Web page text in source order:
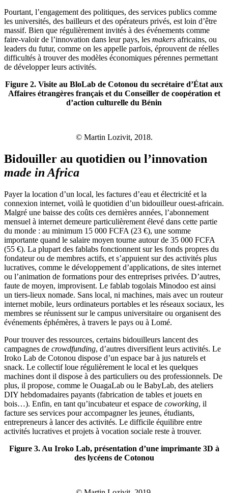
Pourtant, l’engagement des politiques, des services publics comme
les universités, des bailleurs et des opérateurs privés, est loin d’être
massif. Bien que régulièrement invités à des événements comme
faire-valoir de l’innovation dans leur pays, les makers africains, ou
leaders du futur, comme on les appelle parfois, éprouvent de réelles
difficultés à trouver des modèles économiques pérennes permettant
de développer leurs activités.
Figure 2. Visite au BloLab de Cotonou du secrétaire d’État aux
Affaires étrangères français et du Conseiller de coopération et
d’action culturelle du Bénin
© Martin Lozivit, 2018.
Bidouiller au quotidien ou l’innovation
made in Africa
Payer la location d’un local, les factures d’eau et électricité et la
connexion internet, voilà le quotidien d’un bidouilleur ouest-africain.
Malgré une baisse des coûts ces dernières années, l’abonnement
mensuel à internet demeure particulièrement élevé dans cette partie
du monde : au minimum 15 000 FCFA (23 €), une somme
importante quand le salaire moyen tourne autour de 35 000 FCFA
(55 €). La plupart des fablabs fonctionnent sur les fonds propres du
fondateur ou de membres actifs, et s’appuient sur des activités plus
lucratives, comme le développement d’applications, de sites internet
ou l’animation de formations pour des entreprises privées. D’autres,
faute de moyen, improvisent. Le fablab togolais Minodoo est ainsi
un tiers-lieux nomade. Sans local, ni machines, mais avec un routeur
internet mobile, leurs ordinateurs portables et les réseaux sociaux, les
membres se réunissent sur le campus universitaire ou organisent des
événements éphémères, à travers le pays ou à Lomé.
Pour trouver des ressources, certains bidouilleurs lancent des
campagnes de crowdfunding, d’autres diversifient leurs activités. Le
Iroko Lab de Cotonou dispose d’un espace bar à jus naturels et
snack. Le collectif loue régulièrement le local et les quelques
machines dont il dispose à des particuliers ou des professionnels. De
plus, il propose, comme le OuagaLab ou le BabyLab, des ateliers
DIY hebdomadaires payants (fabrication de tables et jouets en
bois…). Enfin, en tant qu’incubateur et espace de coworking, il
facture ses services pour accompagner les jeunes, étudiants,
entrepreneurs à lancer des activités. Le difficile équilibre entre
activités lucratives et projets à vocation sociale reste à trouver.
Figure 3. Au Iroko Lab, présentation d’une imprimante 3D à
des lycéens de Cotonou